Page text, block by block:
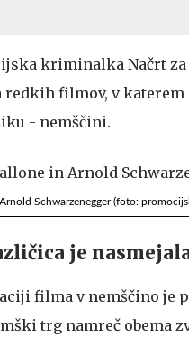
kriminalka Načrt za
redkih filmov, v
- nemščini.
Schwarzenegger (foto:
je
filma v nemščino je
trg namreč obema